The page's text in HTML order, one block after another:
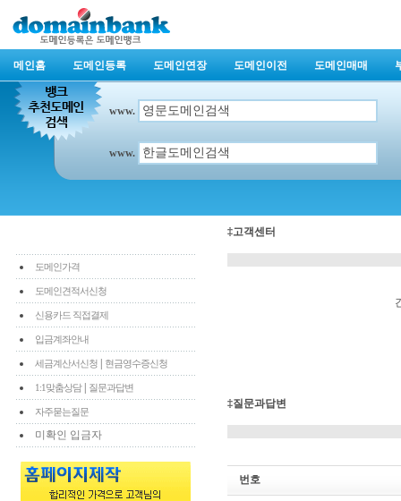
메인홈 도메인등록 도메인연장 도메인이전 도메인매매
www.
www.
도메인가격
도메인견적서신청
신용카드 직접결제
입금계좌안내
세금계산서신청 현금영수증신청
1:1맞춤상담| 질문과답변
자주묻는질문
미확인 입금자
‡고객센터
‡질문과답변
번호